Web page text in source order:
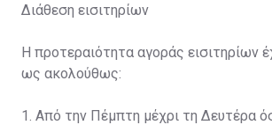
Διάθεση εισιτηρίων
Η προτεραιότητα αγοράς εισιτηρίων
ως ακολούθως:
1. Από την Πέμπτη μέχρι τη Δευτέρα